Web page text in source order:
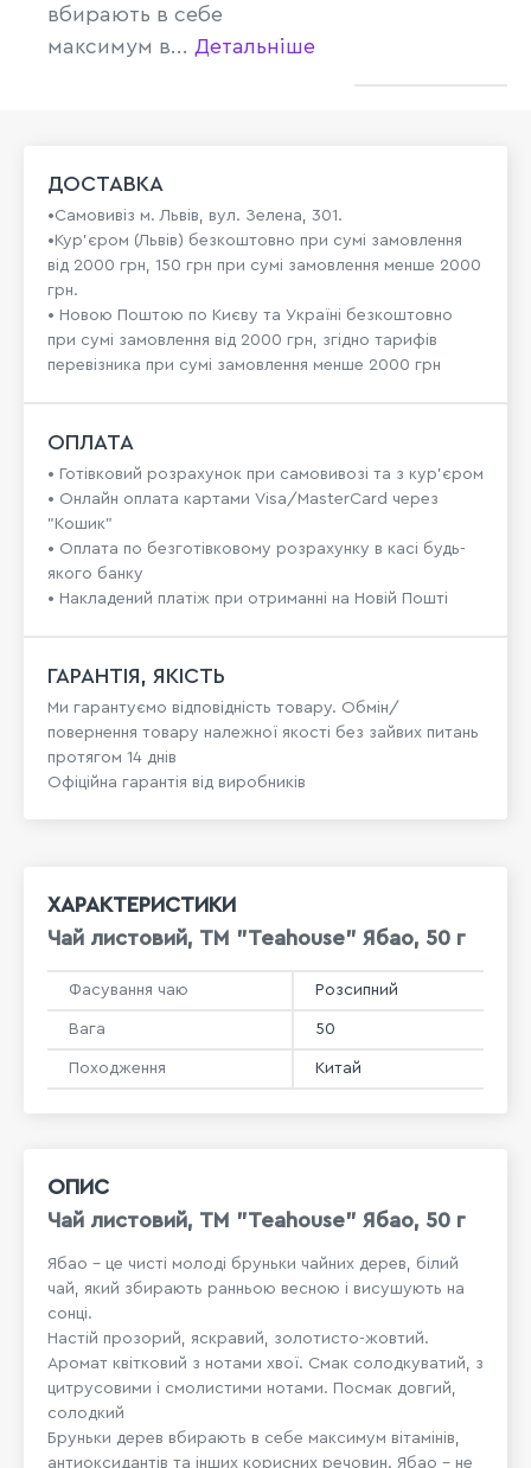
вбирають в себе
максимум в... Детальніше
ДОСТАВКА
•Самовивіз м. Львів, вул. Зелена, 301.
•Кур'єром (Львів) безкоштовно при сумі замовлення
від 2000 грн, 150 грн при сумі замовлення менше 2000
грн.
• Новою Поштою по Києву та Україні безкоштовно
при сумі замовлення від 2000 грн, згідно тарифів
перевізника при сумі замовлення менше 2000 грн
ОПЛАТА
• Готівковий розрахунок при самовивозі та з кур’єром
• Онлайн оплата картами Visa/MasterCard через
"Кошик"
• Оплата по безготівковому розрахунку в касі будь-
якого банку
• Накладений платіж при отриманні на Новій Пошті
ГАРАНТІЯ, ЯКІСТЬ
Ми гарантуємо відповідність товару. Обмін/
повернення товару належної якості без зайвих питань
протягом 14 днів
Офіційна гарантія від виробників
ОПИС
Чай листовий, ТМ "Teahouse" Ябао, 50 г
Ябао – це чисті молоді бруньки чайних дерев, білий
чай, який збирають ранньою весною і висушують на
сонці.
Настій прозорий, яскравий, золотисто-жовтий.
Аромат квітковий з нотами хвої. Смак солодкуватий, з
цитрусовими і смолистими нотами. Посмак довгий,
солодкий
Бруньки дерев вбирають в себе максимум вітамінів,
антиоксидантів та інших корисних речовин. Ябао – не
ХАРАКТЕРИСТИКИ
Чай листовий, ТМ "Teahouse" Ябао, 50 г
Фасування чаю Розсипний
Вага 50
Походження Китай